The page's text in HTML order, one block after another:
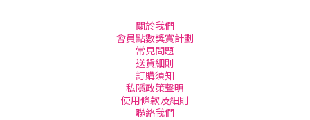
關於我們
會員點數獎賞計劃
常見問題
送貨細則
訂購須知
私隱政策聲明
使用條款及細則
聯絡我們